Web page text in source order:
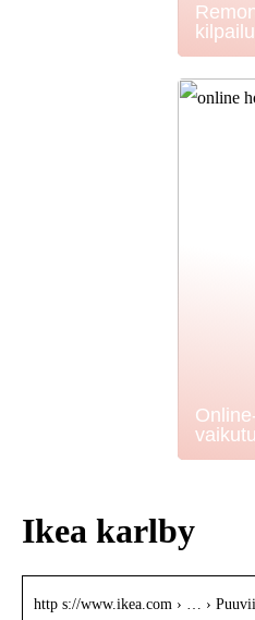
Ikea karlby
http s://www.ikea.com › … ›